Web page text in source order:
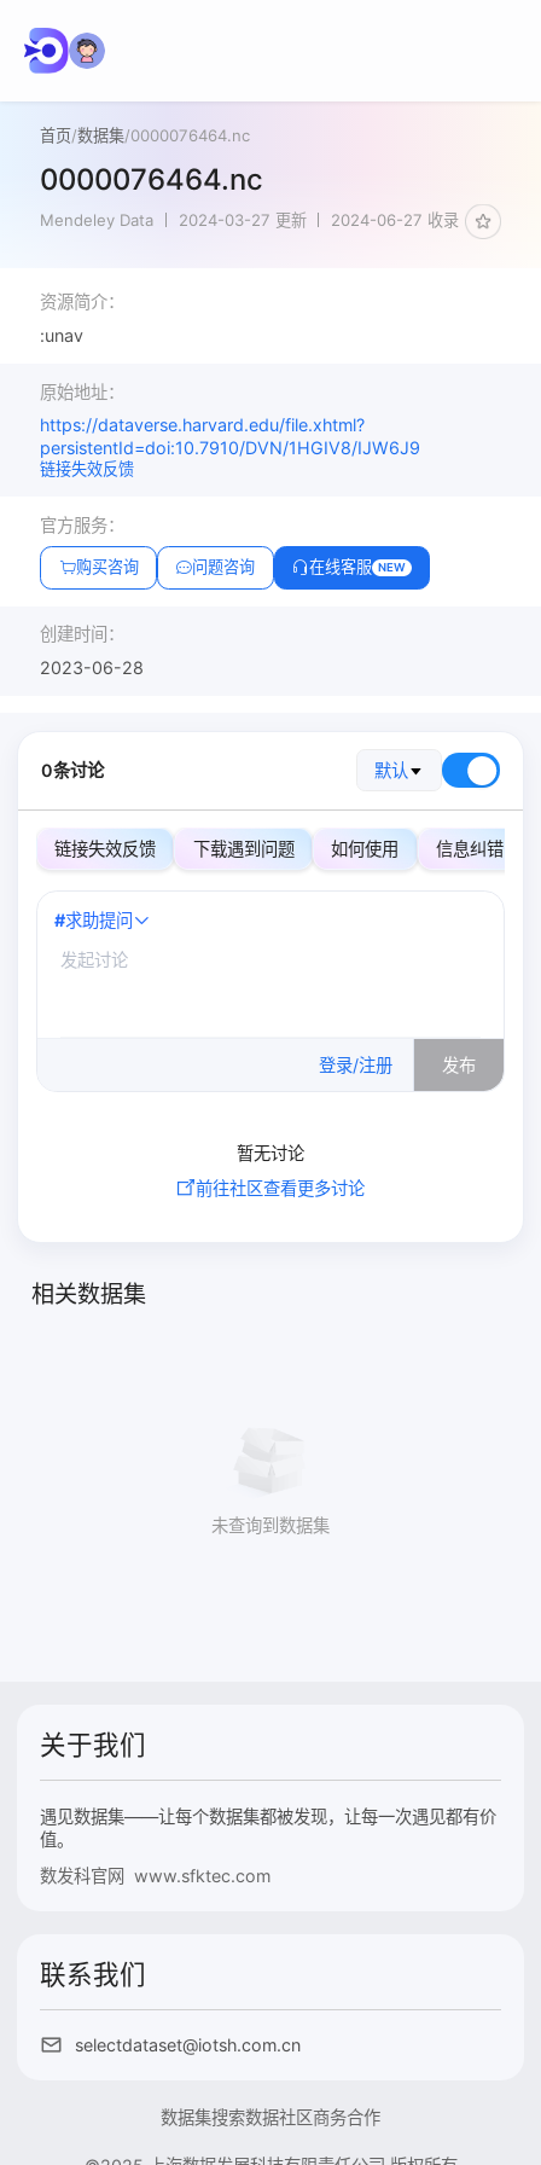
首页/数据集/0000076464.nc
0000076464.nc
Mendeley Data 2024-03-27 更新 2024-06-27 收录
资源简介：
:unav
原始地址：
https://dataverse.harvard.edu/file.xhtml?
persistentId=doi:10.7910/DVN/1HGIV8/IJW6J9
链接失效反馈
官方服务：
购买咨询 问题咨询 在线客服 NEW
创建时间：
2023-06-28
0条讨论 默认
链接失效反馈 下载遇到问题 如何使用 信息纠错
#求助提问
登录/注册 发布
暂无讨论
前往社区查看更多讨论
相关数据集
未查询到数据集
关于我们
遇见数据集——让每个数据集都被发现，让每一次遇见都有价
值。
数发科官网 www.sfktec.com
联系我们
selectdataset@iotsh.com.cn
数据集搜索数据社区商务合作